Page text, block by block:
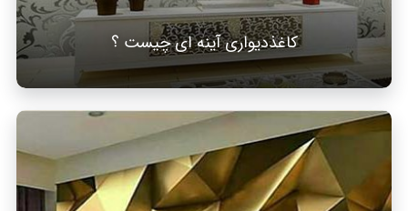
کاغذدیواری آینه ای چیست ؟